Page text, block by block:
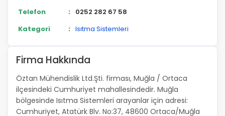
Telefon
:
0252 282 67 58
Kategori
: Isıtma Sistemleri
Firma Hakkında
Öztan Mühendislik Ltd.Şti. firması, Muğla / Ortaca
ilçesindeki Cumhuriyet mahallesindedir. Muğla
bölgesinde Isıtma Sistemleri arayanlar için adresi:
Cumhuriyet, Atatürk Blv. No:37, 48600 Ortaca/Muğla